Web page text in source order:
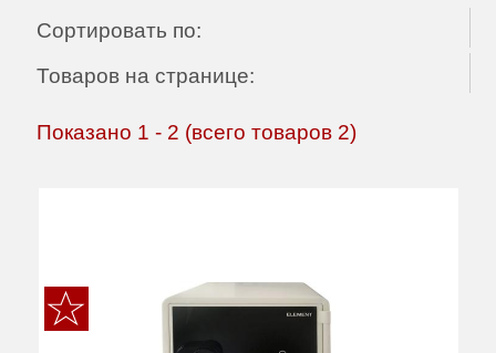
Сортировать по:
Товаров на странице:
Показано 1 - 2 (всего товаров 2)